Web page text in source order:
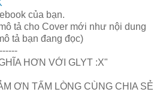
của bạn.
tả cho Cover mới như nội dung
tả bạn đang đọc)
HƠN VỚI GLYT :X"
ƠN TẤM LÒNG CÙNG CHIA SẺ